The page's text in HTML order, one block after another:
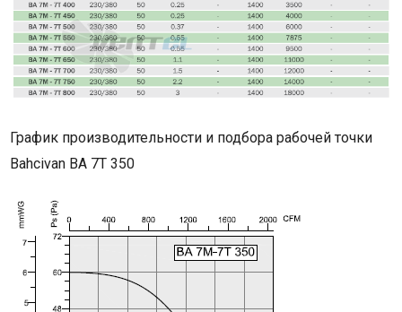
График производительности и подбора рабочей точки
Bahcivan BA 7T 350